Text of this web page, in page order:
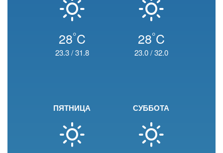
28°C
23.3/31.8
28°C
23.0/32.0
ПЯТНИЦА СУББОТА